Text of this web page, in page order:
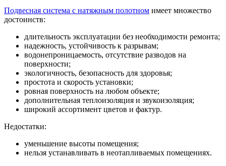
Подвесная система с натяжным полотном имеет множество
достоинств:
длительность эксплуатации без необходимости ремонта;
надежность, устойчивость к разрывам;
водонепроницаемость, отсутствие разводов на
поверхности;
экологичность, безопасность для здоровья;
простота и скорость установки;
ровная поверхность на любом объекте;
дополнительная теплоизоляция и звукоизоляция;
широкий ассортимент цветов и фактур.
Недостатки:
уменьшение высоты помещения;
нельзя устанавливать в неотапливаемых помещениях.